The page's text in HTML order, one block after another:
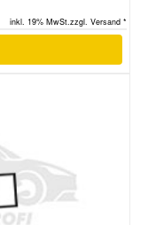
inkl. 19% MwSt.zzgl. Versand *